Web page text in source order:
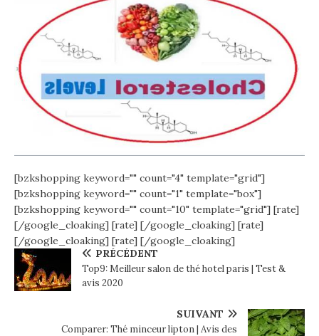
[bzkshopping keyword="" count="4" template="grid"]
[bzkshopping keyword="" count="1" template="box"]
[bzkshopping keyword="" count="10" template="grid"] [rate]
[/google_cloaking] [rate] [/google_cloaking] [rate]
[/google_cloaking] [rate] [/google_cloaking]
PRÉCÉDENT
Top9: Meilleur salon de thé hotel paris | Test &
avis 2020
SUIVANT
Comparer: Thé minceur lipton | Avis des